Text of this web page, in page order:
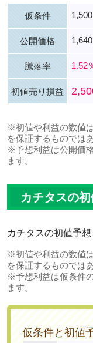
仮条件
公開価格
騰落率 1.52
初値売り損益
※初値や利益の数値
を保証するものでは
※予想利益は公開価
ます。
カチタスの
カチタスの初値予想
※初値や利益の数値
を保証するものでは
※予想利益は仮条件
ます。
仮条件と初値